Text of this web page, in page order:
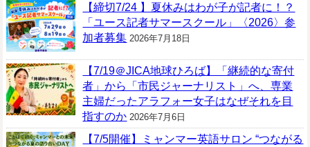
【締切7/24 】夏休みはわが子が記者に！？
「ユース記者サマースクール」〈2026〉参
加者募集 2026年7月18日
【7/19＠JICA地球ひろば】「継続的な寄付
者」から「市民ジャーナリスト」へ、専業
主婦だったアラフォー女子はなぜそれを目
指すのか 2026年7月6日
【7/5開催】ミャンマー英語サロン “つながる